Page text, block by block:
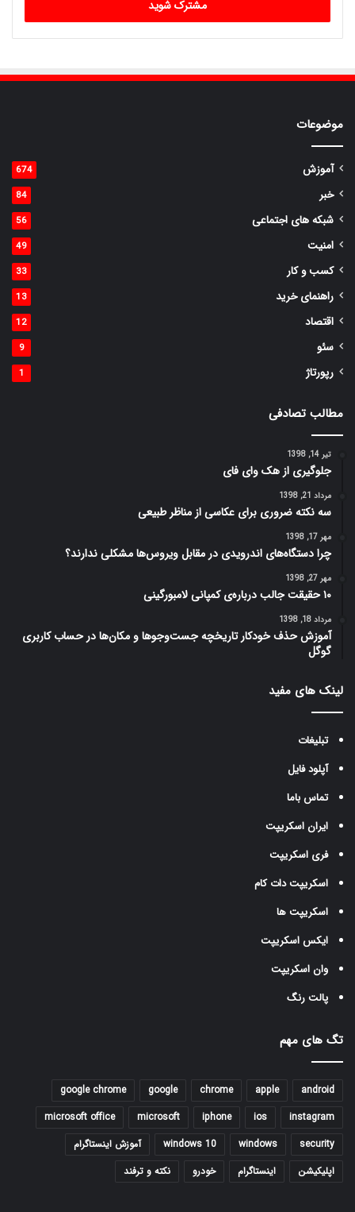
وارد
کنید
موضوعات
آموزش 674
خبر 84
شبکه های اجتماعی 56
امنیت 49
کسب و کار 33
راهنمای خرید 13
اقتصاد 12
سئو 9
رپورتاژ 1
مطالب تصادفی
تیر 14, 1398
جلوگیری از هک وای فای
مرداد 21, 1398
سه نکته ضروری برای عکاسی از مناظر طبیعی
مهر 17, 1398
چرا دستگاه‌های اندرویدی در مقابل ویروس‌ها مشکلی ندارند؟
مهر 27, 1398
۱۰ حقیقت جالب درباره‌ی کمپانی لامبورگینی
مرداد 18, 1398
آموزش حذف خودکار تاریخچه جست‌وجوها و مکان‌ها در حساب کاربری
گوگل
لینک های مفید
تبلیغات
آپلود فایل
تماس باما
ایران اسکریپت
فری اسکریپت
اسکریپت دات کام
اسکریپت ها
ایکس اسکریپت
وان اسکریپت
پالت رنگ
تگ های مهم
android
apple
chrome
google
google chrome
instagram
ios
iphone
microsoft
microsoft office
security
windows
windows 10
آموزش اینستاگرام
اپلیکیشن
اینستاگرام خودرو نکته و ترفند